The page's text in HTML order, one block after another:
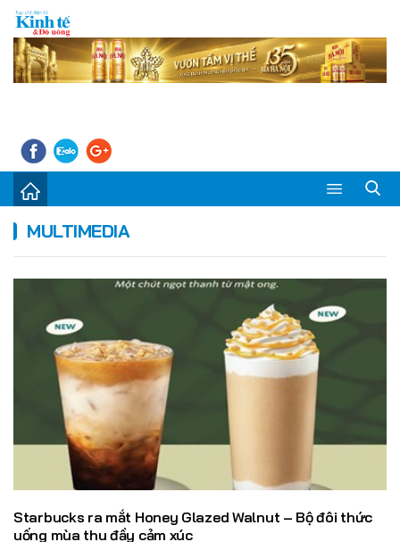
Kinh tế - Tiêu dùng
Thị trường
Doanh nghiệp – Doanh nhân
Đồ uống
Pháp luật
Khoa giáo
Multimedia
MULTIMEDIA
Starbucks ra mắt Honey Glazed Walnut – Bộ đôi thức
uống mùa thu đầy cảm xúc